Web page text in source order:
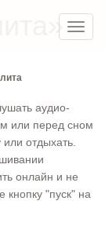
аудио-
или перед сном
отдыхать.
онлайн и не
кнопку "пуск" на